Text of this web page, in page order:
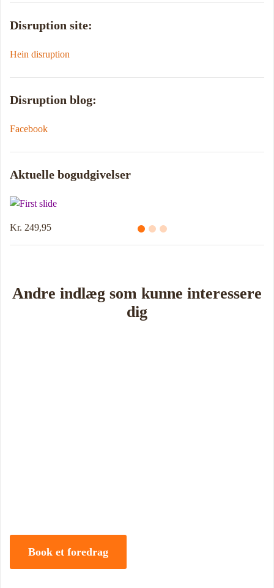
Disruption site:
Hein disruption
Disruption blog:
Facebook
Aktuelle bogudgivelser
Kr. 249,95
Andre indlæg som kunne interessere
dig
Book et foredrag